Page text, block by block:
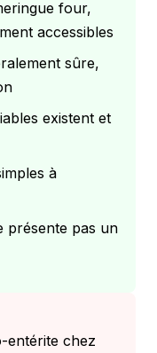
four,
accessibles
sûre,
existent et
à
présente pas un
entérite chez